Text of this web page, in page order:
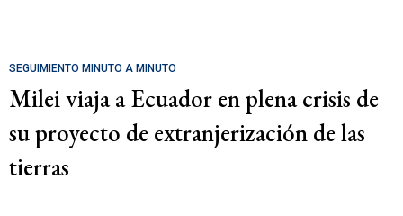
SEGUIMIENTO MINUTO A MINUTO
Milei viaja a Ecuador en plena crisis de
su proyecto de extranjerización de las
tierras